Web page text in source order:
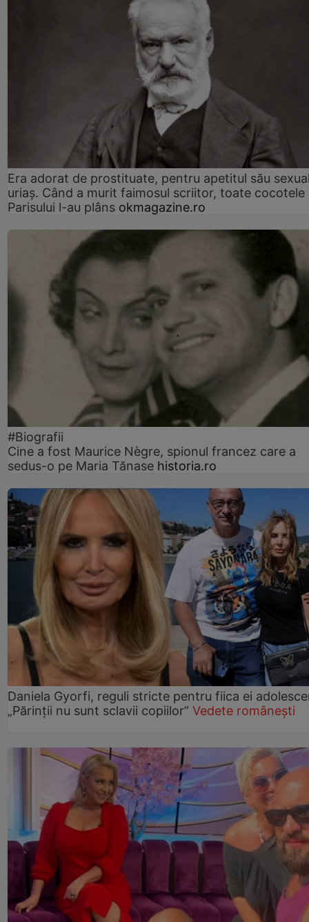
Era adorat de prostituate, pentru apetitul său
uriaș. Când a murit faimosul scriitor, toate cocotele
Parisului l-au plâns okmagazine.ro
#Biografii
Cine a fost Maurice Nègre, spionul francez care a
sedus-o pe Maria Tănase historia.ro
Daniela Gyorfi, reguli stricte pentru fiica ei
„Părinții nu sunt sclavii copiilor” Vedete românești